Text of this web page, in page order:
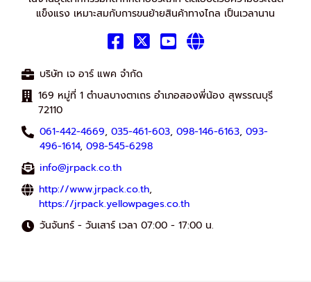
แข็งแรง เหมาะสมกับการขนย้ายสินค้าทางไกล เป็นเวลานาน
บริษัท เจ อาร์ แพค จำกัด
169 หมู่ที่ 1 ตำบลบางตาเถร อำเภอสองพี่น้อง สุพรรณบุรี
72110
061-442-4669, 035-461-603, 098-146-6163, 093-
496-1614, 098-545-6298
info@jrpack.co.th
http://www.jrpack.co.th,
https://jrpack.yellowpages.co.th
วันจันทร์ - วันเสาร์ เวลา 07:00 - 17:00 น.